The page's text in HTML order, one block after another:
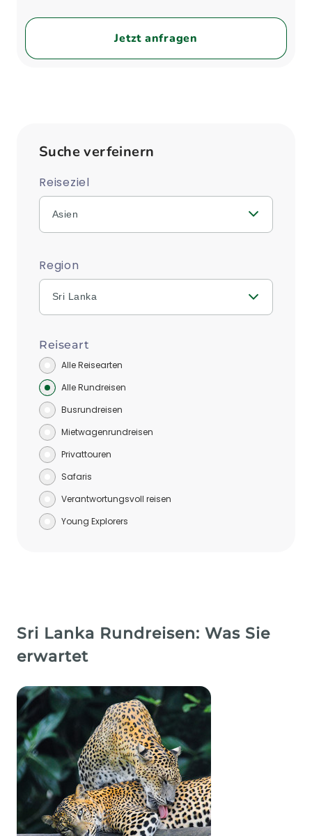
Jetzt anfragen
Suche verfeinern
Reiseziel
Asien
Region
Sri Lanka
Reiseart
Alle Reisearten
Alle Rundreisen
Busrundreisen
Mietwagenrundreisen
Privattouren
Safaris
Verantwortungsvoll reisen
Young Explorers
Sri Lanka Rundreisen: Was Sie
erwartet